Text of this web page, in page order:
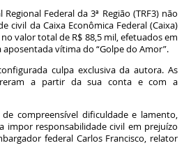
Federal da 3ª Região (TRF3) não
civil da Caixa Econômica Federal (Caixa)
valor total de R$ 88,5 mil, efetuados em
vítima do “Golpe do Amor”.
culpa exclusiva da autora. As
a partir da sua conta e com a
compreensível dificuldade e lamento,
impor responsabilidade civil em prejuízo
federal Carlos Francisco, relator